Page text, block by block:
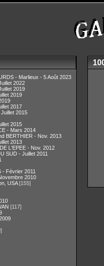
- Marlieux - 5 Août 2023
2022
2019
2019
2017
2015
2015
- Mars 2014
BERTHIER - Nov. 2013
2013
L'EPEE - Nov. 2012
SUD - Juillet 2011
- Février 2011
2010
USA[155]
[117]